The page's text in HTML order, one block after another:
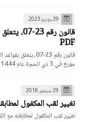
29 يونيو 2023
قانون
PDF
مؤرخ في 3 ذي الحجة عام 1444 الموا…
29 سبتمبر 2018
تغيير لقب المكفول
تغيير لقب المكفول لمطابقته مع